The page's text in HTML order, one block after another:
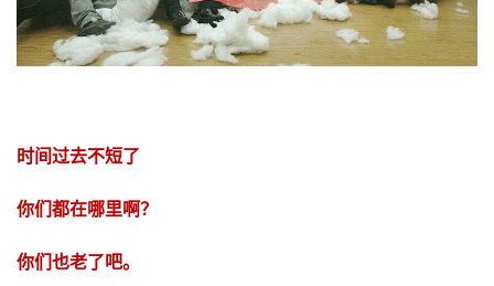
时间过去不短了
你们都在哪里啊？
你们也老了吧。